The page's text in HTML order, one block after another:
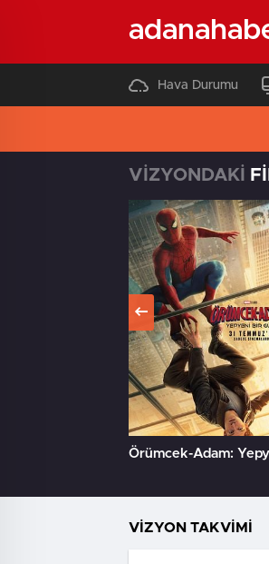
Hava Durumu
VİZYONDAKİ
VİZYON TAKVİMİ